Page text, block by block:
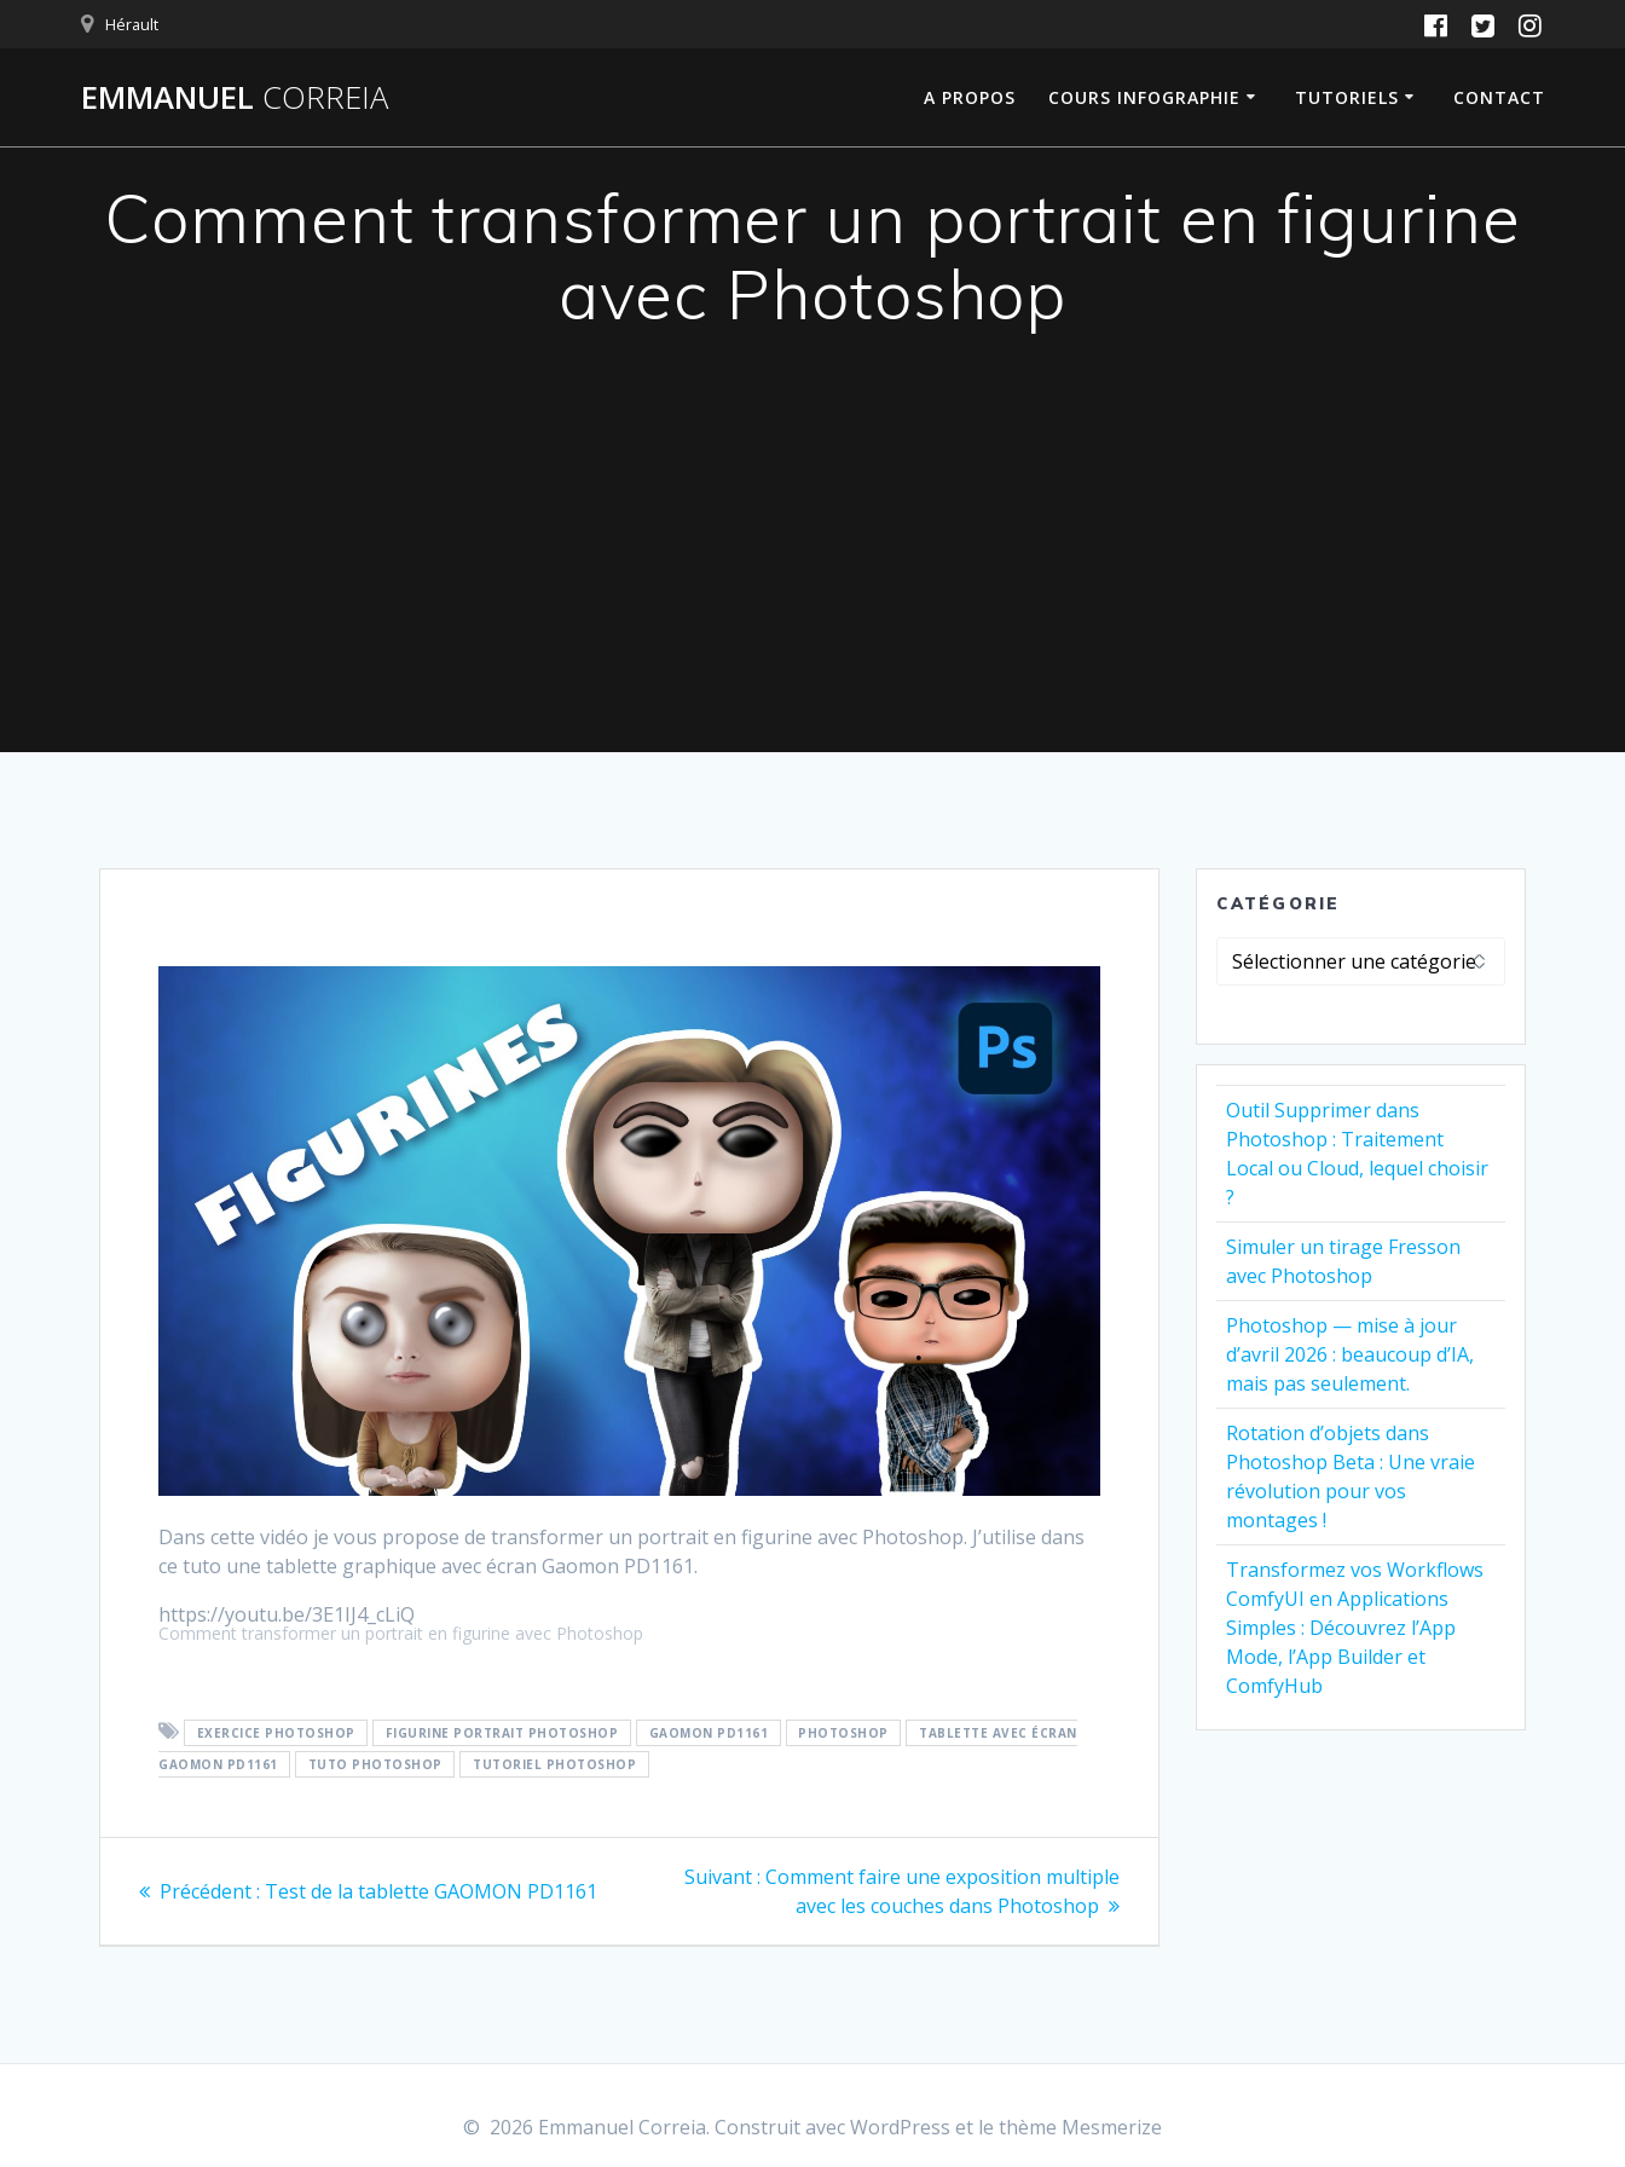
Hérault
EMMANUEL CORREIA A PROPOS COURS INFOGRAPHIE TUTORIELS CONTACT
Comment transformer un portrait en figurine
avec Photoshop
Dans cette vidéo je vous propose de transformer un portrait en figurine avec Photoshop. J’utilise dans
ce tuto une tablette graphique avec écran Gaomon PD1161.
https://youtu.be/3E1IJ4_cLiQ
Comment transformer un portrait en figurine avec Photoshop
EXERCICE PHOTOSHOP FIGURINE PORTRAIT PHOTOSHOP GAOMON PD1161 PHOTOSHOP
TABLETTE AVEC ÉCRAN
GAOMON PD1161
TUTO PHOTOSHOP TUTORIEL PHOTOSHOP
Précédent : Article
:
Test de la tablette GAOMON PD1161
Suivant : Article
suivant
Comment faire une exposition multiple
avec les couches dans Photoshop
CATÉGORIE
Catégorie
Outil Supprimer dans
Photoshop : Traitement
Local ou Cloud, lequel choisir
?
Simuler un tirage Fresson
avec Photoshop
Photoshop — mise à jour
d’avril 2026 : beaucoup d’IA,
mais pas seulement.
Rotation d’objets dans
Photoshop Beta : Une vraie
révolution pour vos
montages !
Transformez vos Workflows
ComfyUI en Applications
Simples : Découvrez l’App
Mode, l’App Builder et
ComfyHub
© 2026 Emmanuel Correia. Construit avec WordPress et le thème Mesmerize